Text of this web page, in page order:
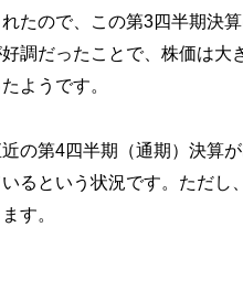
たので、この第3四半期決
調だったことで、株価は大
ようです。
の第4四半期（通期）決算
るという状況です。ただ
す。